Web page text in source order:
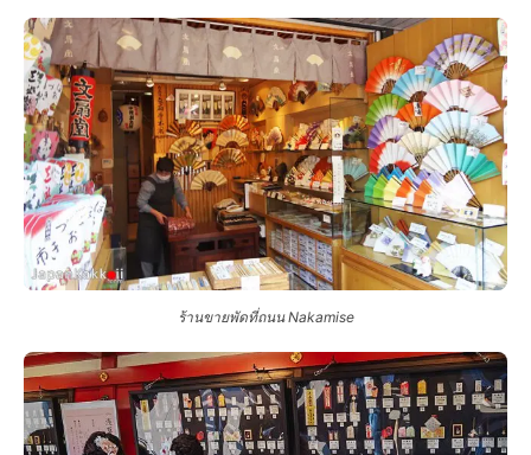
ร้านขายพัดที่ถนน Nakamise